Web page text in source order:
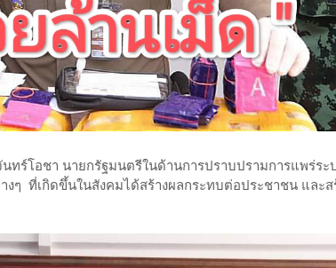
ทร์โอชา นายกรัฐมนตรีในด้านการปราบปรามการแพร่ระ
ๆ ที่เกิดขึ้นในสังคมได้สร้างผลกระทบต่อประชาชน และส